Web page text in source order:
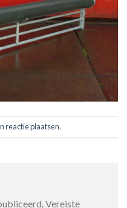
reactie plaatsen.
Vereiste